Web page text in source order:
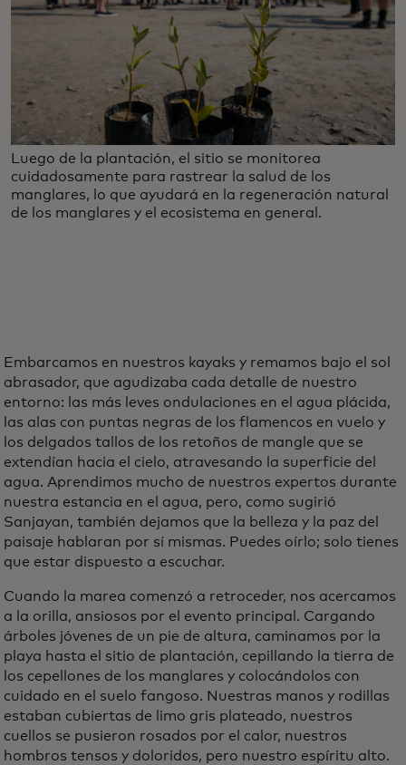
Luego de la plantación, el sitio se monitorea
cuidadosamente para rastrear la salud de los
manglares, lo que ayudará en la regeneración natural
de los manglares y el ecosistema en general.
Embarcamos en nuestros kayaks y remamos bajo el sol
abrasador, que agudizaba cada detalle de nuestro
entorno: las más leves ondulaciones en el agua plácida,
las alas con puntas negras de los flamencos en vuelo y
los delgados tallos de los retoños de mangle que se
extendían hacia el cielo, atravesando la superficie del
agua. Aprendimos mucho de nuestros expertos durante
nuestra estancia en el agua, pero, como sugirió
Sanjayan, también dejamos que la belleza y la paz del
paisaje hablaran por sí mismas. Puedes oírlo; solo tienes
que estar dispuesto a escuchar.
Cuando la marea comenzó a retroceder, nos acercamos
a la orilla, ansiosos por el evento principal. Cargando
árboles jóvenes de un pie de altura, caminamos por la
playa hasta el sitio de plantación, cepillando la tierra de
los cepellones de los manglares y colocándolos con
cuidado en el suelo fangoso. Nuestras manos y rodillas
estaban cubiertas de limo gris plateado, nuestros
cuellos se pusieron rosados por el calor, nuestros
hombros tensos y doloridos, pero nuestro espíritu alto.